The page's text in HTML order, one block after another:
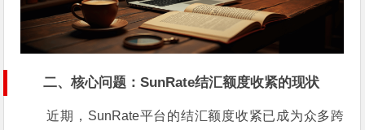
二、核心问题：SunRate结汇额度收紧的现状
近期，SunRate平台的结汇额度收紧已成为众多跨